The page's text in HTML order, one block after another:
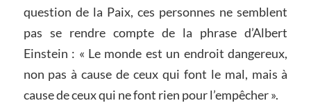
question de la Paix, ces personnes ne semblent
pas se rendre compte de la phrase d’Albert
Einstein : « Le monde est un endroit dangereux,
non pas à cause de ceux qui font le mal, mais à
cause de ceux qui ne font rien pour l’empêcher ».